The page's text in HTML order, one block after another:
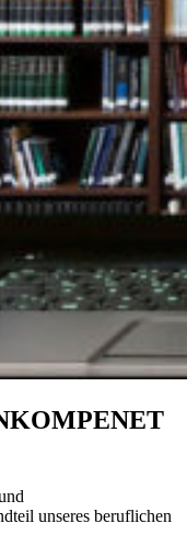
unseres beruflichen